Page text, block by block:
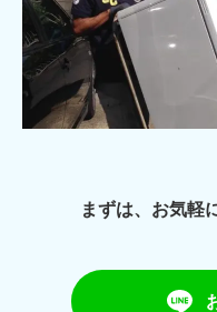
まずは、お気軽